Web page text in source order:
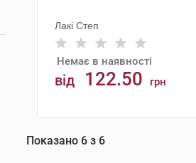
Лакі Степ
Немає в наявності
від 122.50 грн
Показано 6 з 6